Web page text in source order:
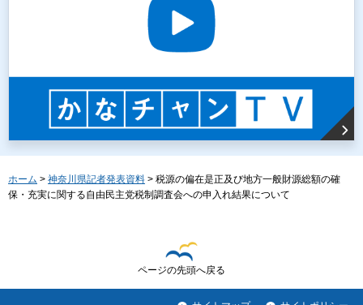
ホーム > 神奈川県記者発表資料 > 税源の偏在是正及び地方一般財源総額の確
保・充実に関する自由民主党税制調査会への申入れ結果について
ページの先頭へ戻る